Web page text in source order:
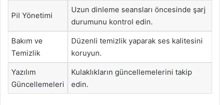
Pil Yönetimi
Uzun dinleme seansları öncesinde şarj
durumunu kontrol edin.
Bakım ve
Temizlik
Düzenli temizlik yaparak ses kalitesini
koruyun.
Yazılım
Güncellemeleri
Kulaklıkların güncellemelerini takip
edin.